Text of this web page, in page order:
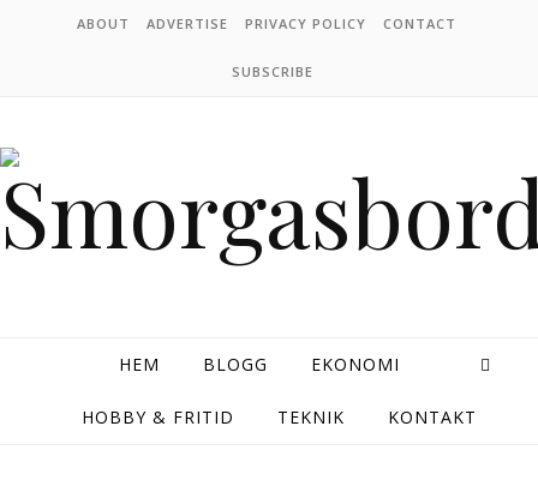
Skip to content
ABOUT ADVERTISE PRIVACY POLICY CONTACT
SUBSCRIBE
HEM BLOGG EKONOMI
HOBBY & FRITID TEKNIK KONTAKT